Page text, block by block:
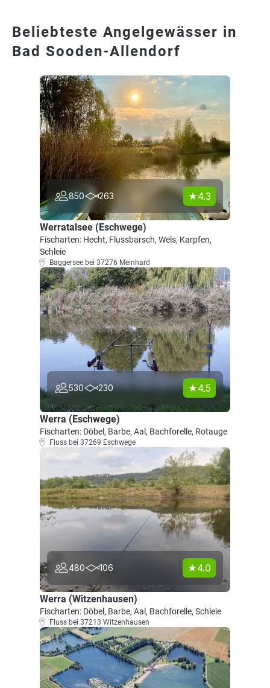
Beliebteste Angelgewässer in
Bad Sooden-Allendorf
850 263 4.3
Werratalsee (Eschwege)
Fischarten: Hecht, Flussbarsch, Wels, Karpfen,
Schleie
Baggersee bei 37276 Meinhard
530 230 4.5
Werra (Eschwege)
Fischarten: Döbel, Barbe, Aal, Bachforelle, Rotauge
Fluss bei 37269 Eschwege
480 106 4.0
Werra (Witzenhausen)
Fischarten: Döbel, Barbe, Aal, Bachforelle, Schleie
Fluss bei 37213 Witzenhausen